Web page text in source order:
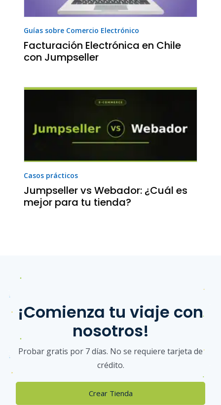
Guías sobre Comercio Electrónico
Facturación Electrónica en Chile
con Jumpseller
Casos prácticos
Jumpseller vs Webador: ¿Cuál es
mejor para tu tienda?
¡Comienza tu viaje con
nosotros!
Probar gratis por 7 días. No se requiere tarjeta de
crédito.
Crear Tienda